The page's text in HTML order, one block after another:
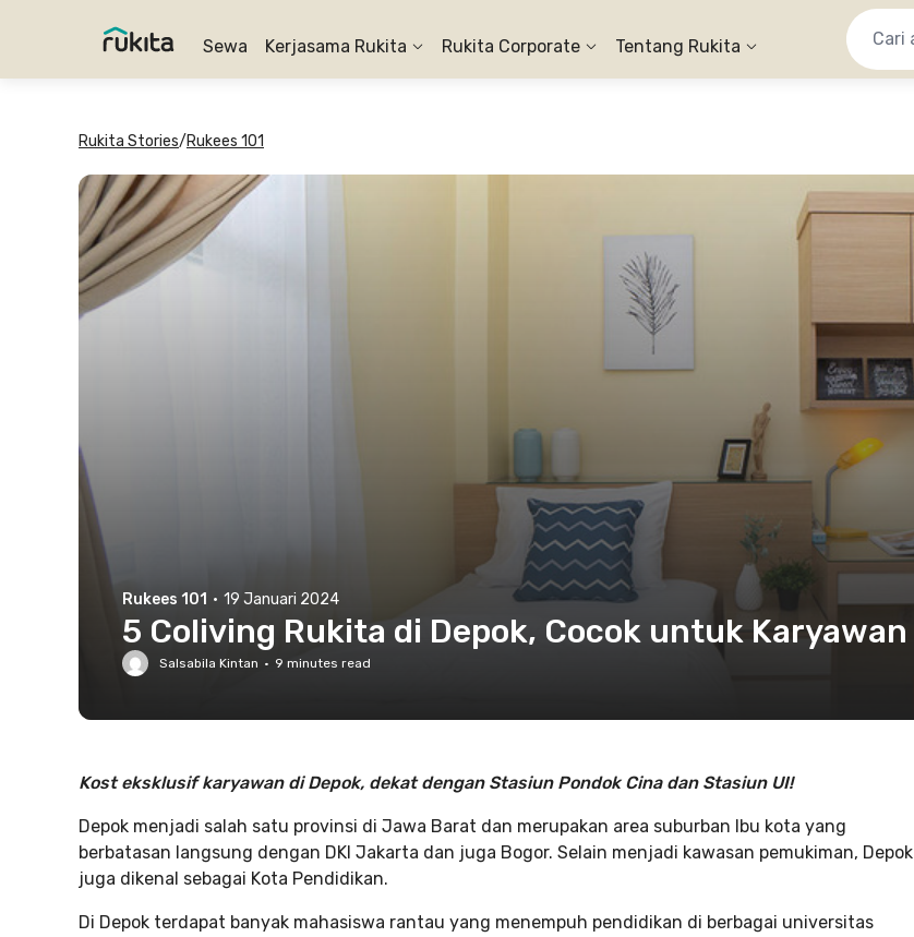
Sewa Kerjasama Rukita Rukita Corporate Tentang Rukita
Rukita Stories/Rukees 101
Rukees 101 · 19 Januari 2024
5 Coliving Rukita di Depok, Cocok untuk Karyawan
Salsabila Kintan · 9 minutes read
Kost eksklusifkaryawan di Depok, dekat dengan Stasiun Pondok Cina dan Stasiun UI!
Depok menjadi salah satu provinsi di Jawa Barat dan merupakan area suburban Ibu kota yang
berbatasan langsung dengan DKI Jakarta dan juga Bogor. Selain menjadi kawasan pemukiman, Depok
juga dikenal sebagai Kota Pendidikan.
Di Depok terdapat banyak mahasiswa rantau yang menempuh pendidikan di berbagai universitas